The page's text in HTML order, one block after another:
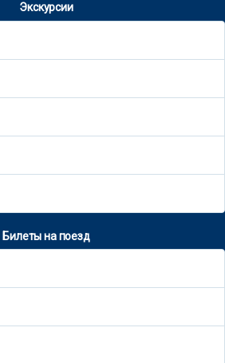
Экскурсии
Билеты на поезд